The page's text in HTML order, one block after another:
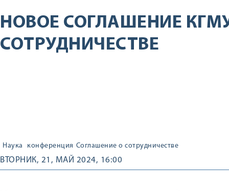
НОВОЕ СОГЛАШЕНИЕ
СОТРУДНИЧЕСТВЕ
Наука конференция Соглашение о сотрудничестве
ВТОРНИК, 21, МАЙ 2024, 16:00